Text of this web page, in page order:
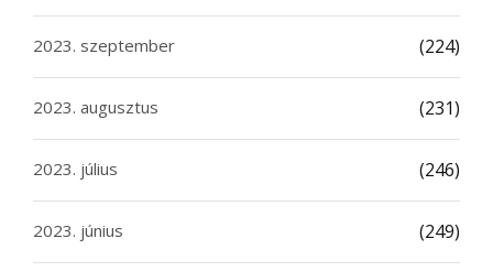
2023. szeptember (224)
2023. augusztus (231)
2023. július (246)
2023. június (249)